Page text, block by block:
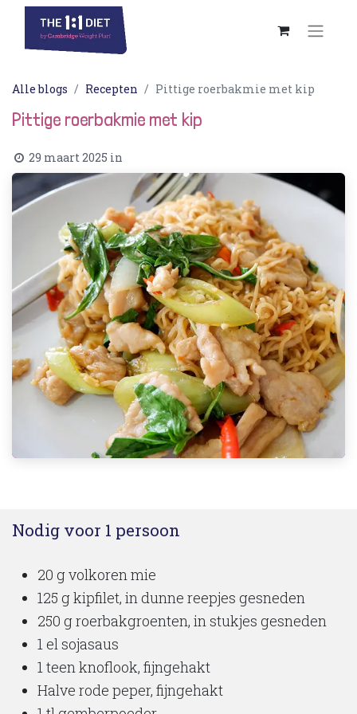
Alle blogs Recepten Pittige roerbakmie met kip
Pittige roerbakmie met kip
29 maart 2025 in
Nodig voor 1 persoon
20 g volkoren mie
125 g kipfilet, in dunne reepjes gesneden
250 g roerbakgroenten, in stukjes gesneden
1 el sojasaus
1 teen knoflook, fijngehakt
Halve rode peper, fijngehakt